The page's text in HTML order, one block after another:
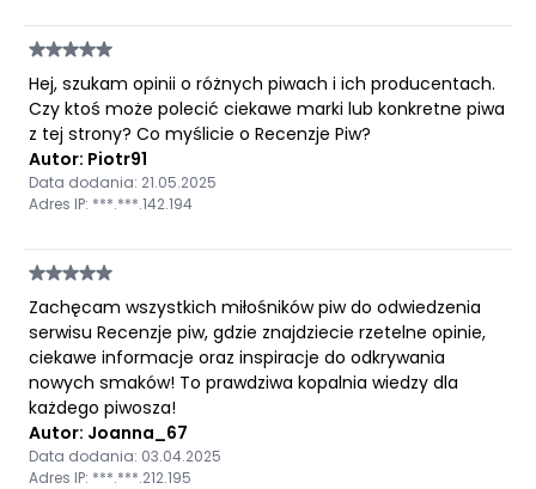
Hej, szukam opinii o różnych piwach i ich producentach.
Czy ktoś może polecić ciekawe marki lub konkretne piwa
z tej strony? Co myślicie o Recenzje Piw?
Autor: Piotr91
Data dodania: 21.05.2025
Adres IP: ***.***.142.194
Zachęcam wszystkich miłośników piw do odwiedzenia
serwisu Recenzje piw, gdzie znajdziecie rzetelne opinie,
ciekawe informacje oraz inspiracje do odkrywania
nowych smaków! To prawdziwa kopalnia wiedzy dla
każdego piwosza!
Autor: Joanna_67
Data dodania: 03.04.2025
Adres IP: ***.***.212.195